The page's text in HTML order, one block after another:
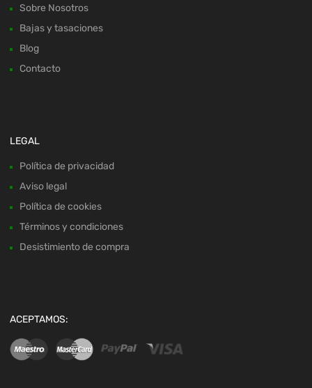
Sobre Nosotros
Bajas y tasaciones
Blog
Contacto
LEGAL
Política de privacidad
Aviso legal
Política de cookies
Términos y condiciones
Desistimiento de compra
ACEPTAMOS: